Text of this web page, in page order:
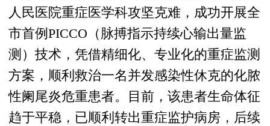
人民医院重症医学科攻坚克难，成功开展全
市首例PICCO（脉搏指示持续心输出量监
测）技术，凭借精细化、专业化的重症监测
方案，顺利救治一名并发感染性休克的化脓
性阑尾炎危重患者。目前，该患者生命体征
趋于平稳，已顺利转出重症监护病房，后续